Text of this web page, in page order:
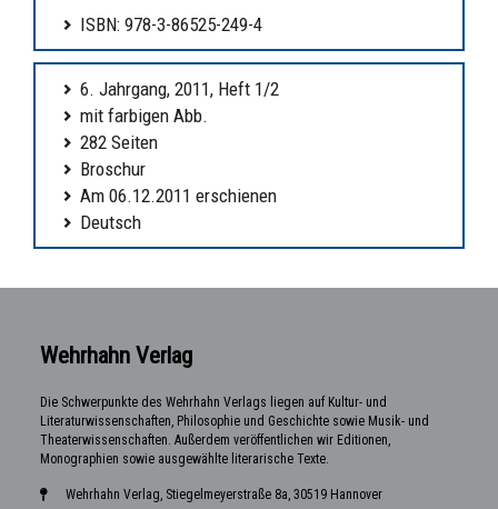
ISBN: 978-3-86525-249-4
6. Jahrgang, 2011, Heft 1/2
mit farbigen Abb.
282 Seiten
Broschur
Am 06.12.2011 erschienen
Deutsch
Wehrhahn Verlag
Die Schwerpunkte des Wehrhahn Verlags liegen auf Kultur- und
Literaturwissenschaften, Philosophie und Geschichte sowie Musik- und
Theaterwissenschaften. Außerdem veröffentlichen wir Editionen,
Monographien sowie ausgewählte literarische Texte.
Wehrhahn Verlag, Stiegelmeyerstraße 8a, 30519 Hannover